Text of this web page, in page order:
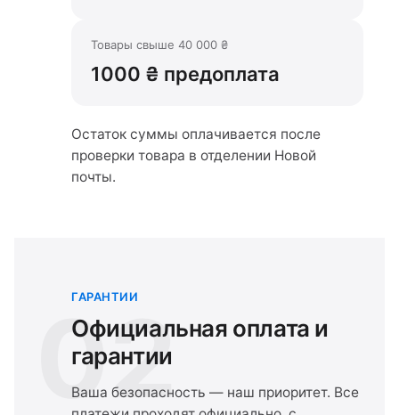
Товары свыше 40 000 ₴
1000 ₴ предоплата
Остаток суммы оплачивается после
проверки товара в отделении Новой
почты.
02
ГАРАНТИИ
Официальная оплата и
гарантии
Ваша безопасность — наш приоритет. Все